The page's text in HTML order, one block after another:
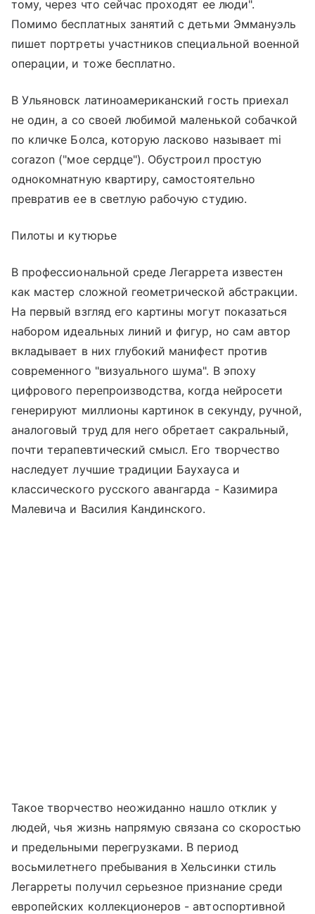
тому, через что сейчас проходят ее люди".
Помимо бесплатных занятий с детьми Эммануэль
пишет портреты участников специальной военной
операции, и тоже бесплатно.
В Ульяновск латиноамериканский гость приехал
не один, а со своей любимой маленькой собачкой
по кличке Болса, которую ласково называет mi
corazоn ("мое сердце"). Обустроил простую
однокомнатную квартиру, самостоятельно
превратив ее в светлую рабочую студию.
Пилоты и кутюрье
В профессиональной среде Легаррета известен
как мастер сложной геометрической абстракции.
На первый взгляд его картины могут показаться
набором идеальных линий и фигур, но сам автор
вкладывает в них глубокий манифест против
современного "визуального шума". В эпоху
цифрового перепроизводства, когда нейросети
генерируют миллионы картинок в секунду, ручной,
аналоговый труд для него обретает сакральный,
почти терапевтический смысл. Его творчество
наследует лучшие традиции Баухауса и
классического русского авангарда - Казимира
Малевича и Василия Кандинского.
Такое творчество неожиданно нашло отклик у
людей, чья жизнь напрямую связана со скоростью
и предельными перегрузками. В период
восьмилетнего пребывания в Хельсинки стиль
Легарреты получил серьезное признание среди
европейских коллекционеров - автоспортивной